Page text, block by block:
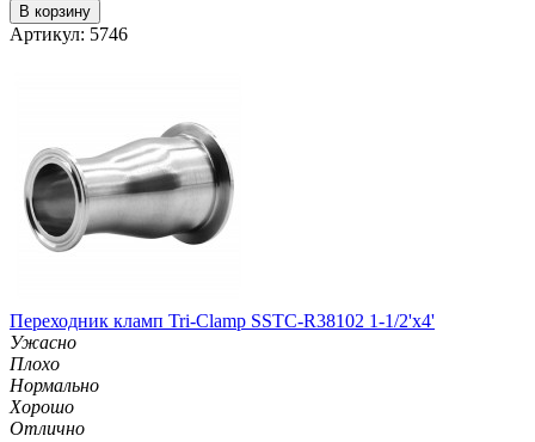
В корзину
Артикул: 5746
Переходник кламп Tri-Clamp SSTC-R38102 1-1/2'х4'
Ужасно
Плохо
Нормально
Хорошо
Отлично